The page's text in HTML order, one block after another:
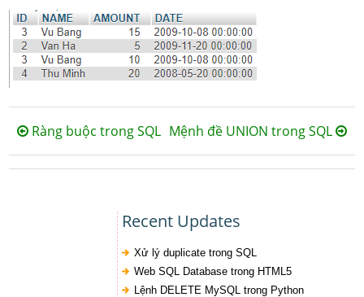
Ràng buộc trong SQL Mệnh đề UNION trong SQL
Recent Updates
Xử lý duplicate trong SQL
Web SQL Database trong HTML5
Lệnh DELETE MySQL trong Python